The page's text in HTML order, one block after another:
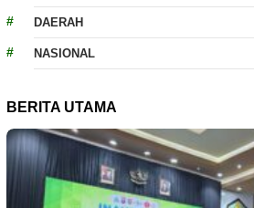
DAERAH
NASIONAL
BERITA UTAMA